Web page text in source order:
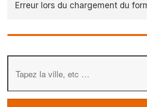
Erreur lors du chargement du